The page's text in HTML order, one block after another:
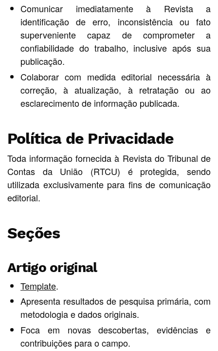
Comunicar imediatamente à Revista a
identificação de erro, inconsistência ou fato
superveniente capaz de comprometer a
confiabilidade do trabalho, inclusive após sua
publicação.
Colaborar com medida editorial necessária à
correção, à atualização, à retratação ou ao
esclarecimento de informação publicada.
Política de Privacidade
Toda informação fornecida à Revista do Tribunal de
Contas da União (RTCU) é protegida, sendo
utilizada exclusivamente para fins de comunicação
editorial.
Seções
Artigo original
Template.
Apresenta resultados de pesquisa primária, com
metodologia e dados originais.
Foca em novas descobertas, evidências e
contribuições para o campo.